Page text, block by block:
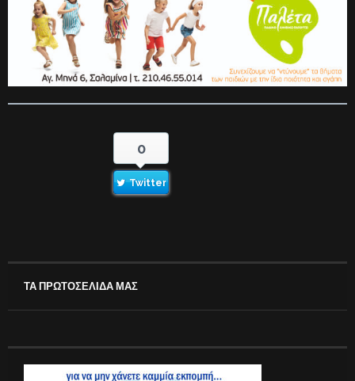
0
Twitter
ΤΑ ΠΡΩΤΟΣΕΛΙΔΑ ΜΑΣ